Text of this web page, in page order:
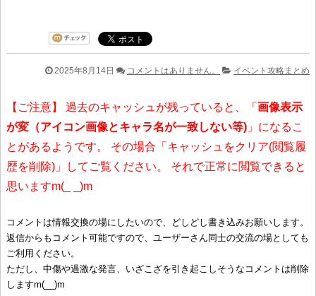
2025年8月14日 コメントはありません。 イベント攻略まとめ
【ご注意】 過去のキャッシュが残っていると、「 画像表示
が変（アイコン画像とキャラ名が一致しない等) 」になるこ
とがあるようです。 その場合「キャッシュをクリア(閲覧履
歴を削除)」してご覧ください。 それで正常に閲覧できると
思いますm(_ _)m
コメントは情報交換の場にしたいので、どしどし書き込みお願いします。
返信からもコメント可能ですので、ユーザーさん同士の交流の場としても
ご利用ください。
ただし、中傷や過激な発言、いざこざを引き起こしそうなコメントは削除
しますm(__)m